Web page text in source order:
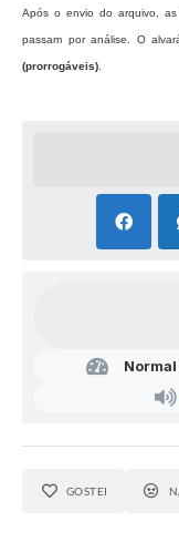
Após o envio do arquivo, as
passam por análise. O
(prorrogáveis)
GOSTEI